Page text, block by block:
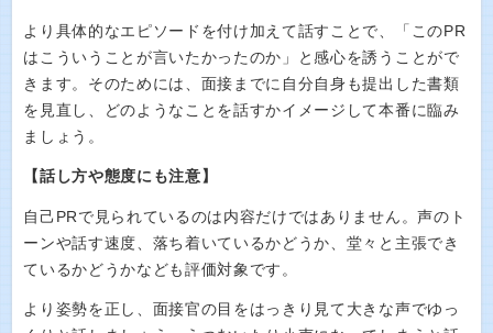
より具体的なエピソードを付け加えて話すことで、「このPR
はこういうことが言いたかったのか」と感心を誘うことがで
きます。そのためには、面接までに自分自身も提出した書類
を見直し、どのようなことを話すかイメージして本番に臨み
ましょう。
【話し方や態度にも注意】
自己PRで見られているのは内容だけではありません。声のト
ーンや話す速度、落ち着いているかどうか、堂々と主張でき
ているかどうかなども評価対象です。
より姿勢を正し、面接官の目をはっきり見て大きな声でゆっ